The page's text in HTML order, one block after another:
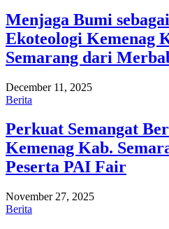
Menjaga Bumi
Ekoteologi Kemenag
Semarang dari
December 11, 2025
Berita
Perkuat Semangat
Kemenag Kab.
Peserta PAI Fair
November 27, 2025
Berita